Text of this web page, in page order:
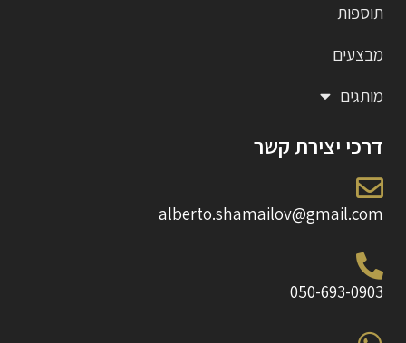
תוספות
מבצעים
מותגים
דרכי יצירת קשר
alberto.shamailov@gmail.com
050-693-0903